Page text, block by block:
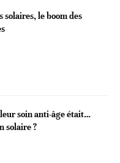
solaires, le boom des
soin anti-âge était…
solaire ?